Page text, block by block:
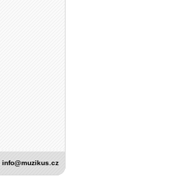
info@muzikus.cz